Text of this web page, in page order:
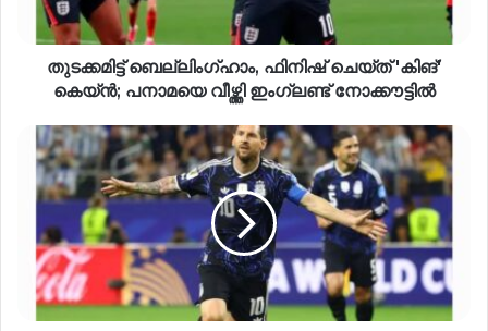
തുടക്കമിട്ട് ബെല്ലിംഗ്ഹാം, ഫിനിഷ് ചെയ്ത് 'കിങ്'
കെയ്ൻ; പനാമയെ വീഴ്ത്തി ഇംഗ്ലണ്ട് നോക്കൗട്ടിൽ